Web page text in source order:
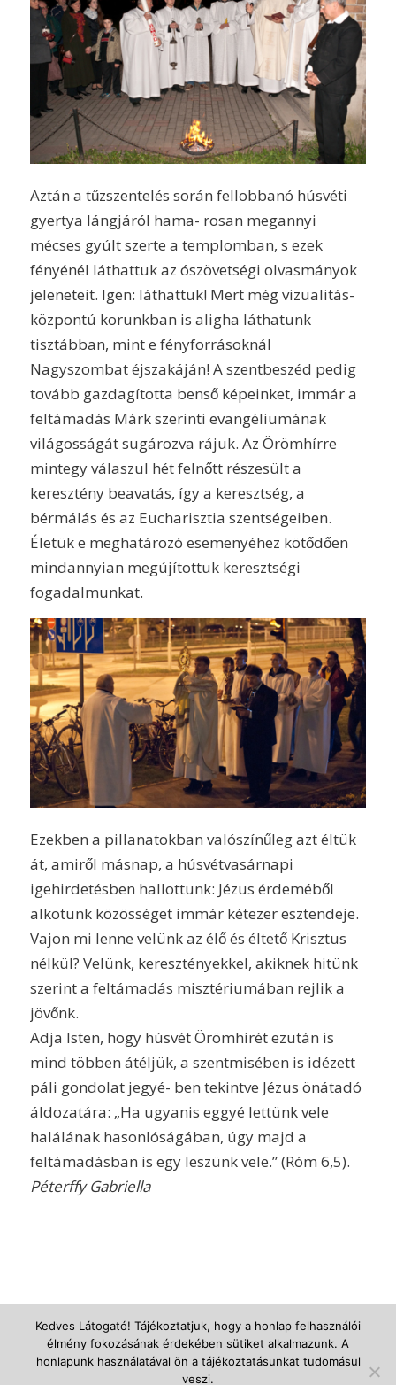
Aztán a tűzszentelés során fellobbanó húsvéti
gyertya lángjáról hama- rosan megannyi
mécses gyúlt szerte a templomban, s ezek
fényénél láthattuk az ószövetségi olvasmányok
jeleneteit. Igen: láthattuk! Mert még vizualitás-
központú korunkban is aligha láthatunk
tisztábban, mint e fényforrásoknál
Nagyszombat éjszakáján! A szentbeszéd pedig
tovább gazdagította benső képeinket, immár a
feltámadás Márk szerinti evangéliumának
világosságát sugározva rájuk. Az Örömhírre
mintegy válaszul hét felnőtt részesült a
keresztény beavatás, így a keresztség, a
bérmálás és az Eucharisztia szentségeiben.
Életük e meghatározó esemenyéhez kötődően
mindannyian megújítottuk keresztségi
fogadalmunkat.
Ezekben a pillanatokban valószínűleg azt éltük
át, amiről másnap, a húsvétvasárnapi
igehirdetésben hallottunk: Jézus érdeméből
alkotunk közösséget immár kétezer esztendeje.
Vajon mi lenne velünk az élő és éltető Krisztus
nélkül? Velünk, keresztényekkel, akiknek hitünk
szerint a feltámadás misztériumában rejlik a
jövőnk.
Adja Isten, hogy húsvét Örömhírét ezután is
mind többen átéljük, a szentmisében is idézett
páli gondolat jegyé- ben tekintve Jézus önátadó
áldozatára: „Ha ugyanis eggyé lettünk vele
halálának hasonlóságában, úgy majd a
feltámadásban is egy leszünk vele.” (Róm 6,5).
Péterffy Gabriella
© Újszegedi Árpádházi Szent Erzsébet Plébánia - powered by Enfold
Kedves Látogató! Tájékoztatjuk, hogy a honlap felhasználói
élmény fokozásának érdekében sütiket alkalmazunk. A
honlapunk használatával ön a tájékoztatásunkat tudomásul
veszi.